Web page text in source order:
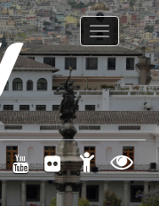
Toggle